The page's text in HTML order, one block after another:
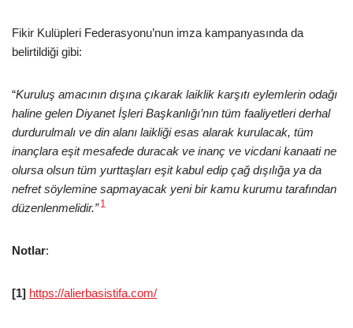
Fikir Kulüpleri Federasyonu’nun imza kampanyasında da
belirtildiği gibi:
“Kuruluş amacının dışına çıkarak laiklik karşıtı eylemlerin odağı
haline gelen Diyanet İşleri Başkanlığı’nın tüm faaliyetleri derhal
durdurulmalı ve din alanı laikliği esas alarak kurulacak, tüm
inançlara eşit mesafede duracak ve inanç ve vicdani kanaati ne
olursa olsun tüm yurttaşları eşit kabul edip çağ dışılığa ya da
nefret söylemine sapmayacak yeni bir kamu kurumu tarafından
düzenlenmelidir.” 1
Notlar:
[1] https://alierbasistifa.com/